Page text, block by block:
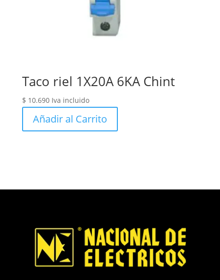
Taco riel 1X20A 6KA Chint
$ 10.690 Iva incluido
Añadir al Carrito